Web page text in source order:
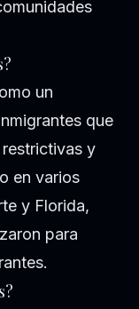
un
que
y
en varios
y Florida,
para